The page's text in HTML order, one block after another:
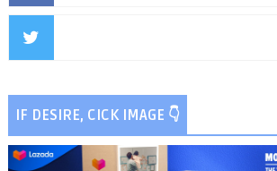
IF DESIRE, CICK IMAGE 👇